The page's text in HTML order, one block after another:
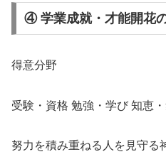
④ 学業成就・才能開花
得意分野
受験・資格 勉強・学び 知恵
努力を積み重ねる人を見守る